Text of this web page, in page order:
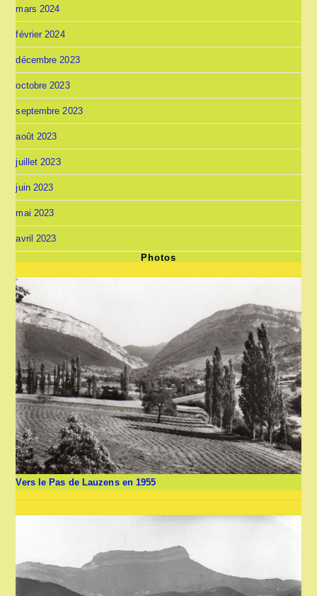
mars 2024
février 2024
décembre 2023
octobre 2023
septembre 2023
août 2023
juillet 2023
juin 2023
mai 2023
avril 2023
Photos
Vers le Pas de Lauzens en 1955